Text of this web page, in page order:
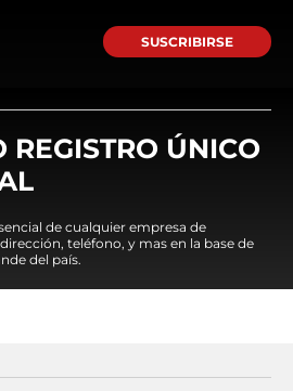
SUSCRIBIRSE
REGISTRO ÚNICO
de cualquier empresa de
teléfono, y mas en la base de
del país.